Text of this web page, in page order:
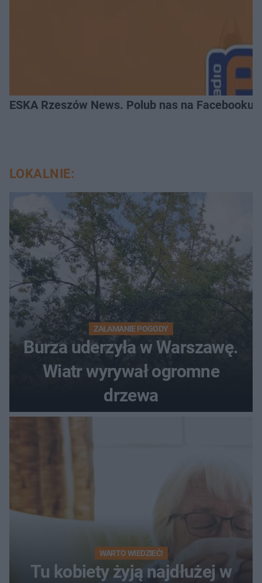
ESKA Rzeszów News. Polub nas na Facebooku!
LOKALNIE:
ZAŁAMANIE POGODY
Burza uderzyła w Warszawę.
Wiatr wyrywał ogromne
drzewa
WARTO WIEDZIEĆ!
Tu kobiety żyją najdłużej w